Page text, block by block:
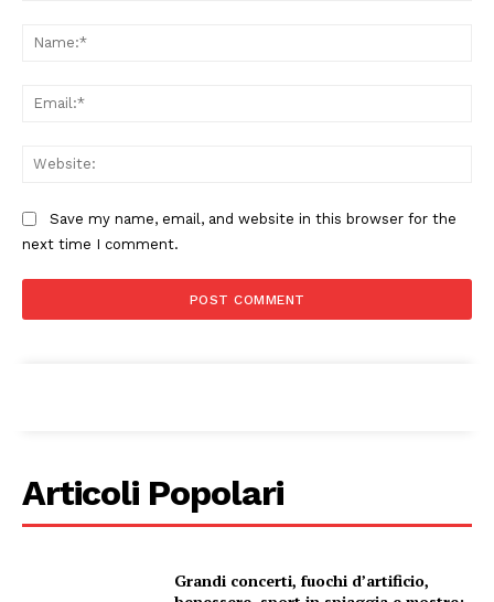
Save my name, email, and website in this browser for the
next time I comment.
Articoli Popolari
Grandi concerti, fuochi d’artificio,